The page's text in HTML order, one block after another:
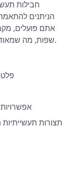
חבילות
הניתנים
שפות, מה שמאוד שימושי אם הנתונים שלכם לא רק באנגלית.
תצורות